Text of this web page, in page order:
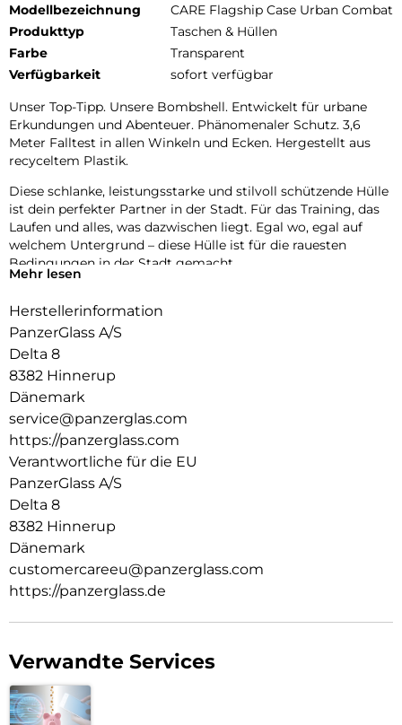
Modellbezeichnung
CARE Flagship Case Urban Combat
Produkttyp
Taschen & Hüllen
Farbe
Transparent
Verfügbarkeit
sofort verfügbar
Unser Top-Tipp. Unsere Bombshell. Entwickelt für urbane
Erkundungen und Abenteuer. Phänomenaler Schutz. 3,6
Meter Falltest in allen Winkeln und Ecken. Hergestellt aus
recyceltem Plastik.
Diese schlanke, leistungsstarke und stilvoll schützende Hülle
ist dein perfekter Partner in der Stadt. Für das Training, das
Laufen und alles, was dazwischen liegt. Egal wo, egal auf
welchem Untergrund – diese Hülle ist für die rauesten
Bedingungen in der Stadt gemacht.
damit deine Selfies und Fotos nie in Gefahr sind.
DARE TO CARE:
CARE ist eine verspielte, schützende internationale Tech- und
Lifestyle-Marke, die aus den hochwertigsten Materialien
hergestellt und von Mode-, Kunst- und Musiktrends
beeinflusst wird. Wir kümmern uns um Menschen und die
Welt, in der wir leben. Wir legen Wert auf Nachhaltigkeit und
Selbstdarstellung. Wir kümmern uns um Technik und die
Lebensdauer von Technik. Verwandle dein Handy in ein
stilvoll geschütztes Accessoire. Zeig der Welt, dass du dich
um sie sorgst.
Mehr lesen
Herstellerinformation
PanzerGlass A/S
Delta 8
8382 Hinnerup
Dänemark
service@panzerglas.com
https://panzerglass.com
Verantwortliche für die EU
PanzerGlass A/S
Delta 8
8382 Hinnerup
Dänemark
customercareeu@panzerglass.com
https://panzerglass.de
Verwandte Services